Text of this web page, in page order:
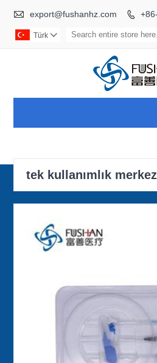
 export@fushanhz.com 
Türk 
tek kullanımlık